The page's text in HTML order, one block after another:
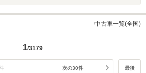
中古車一覧(全国)
1/3179
次の30件 最後